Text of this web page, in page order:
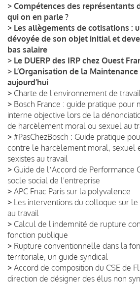
> Compétences des représentants
qui on en parle ?
> Les allègements de cotisations :
dévoyée de son objet initial et
bas salaire
> Le DUERP des IRP chez Ouest
> L’Organisation de la Maintenance
aujourd’hui
> Charte de l'environnement de
> Bosch France : guide pratique pour
interne objective lors de la
de harcèlement moral ou sexuel au
> #PasChezBosch : Guide pratique
contre le harcèlement moral, sexuel
sexistes au travail
> Guide de lʼAccord de Performance
socle social de l'entreprise
> APC Fnac Paris sur la polyvalence
> Les interventions du colloque sur
au travail
> Calcul de l'indemnité de rupture
fonction publique
> Rupture conventionnelle dans la
territoriale, un guide syndical
> Accord de composition du CSE de
direction de désigner des élus non